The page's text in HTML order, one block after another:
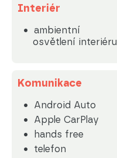
Interiér
ambientní
osvětlení interiéru
Komunikace
Android Auto
Apple CarPlay
hands free
telefon